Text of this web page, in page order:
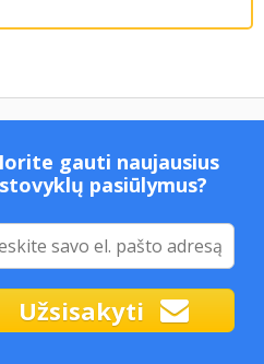
gauti naujausius
stovyklų pasiūlymus?
Užsisakyti